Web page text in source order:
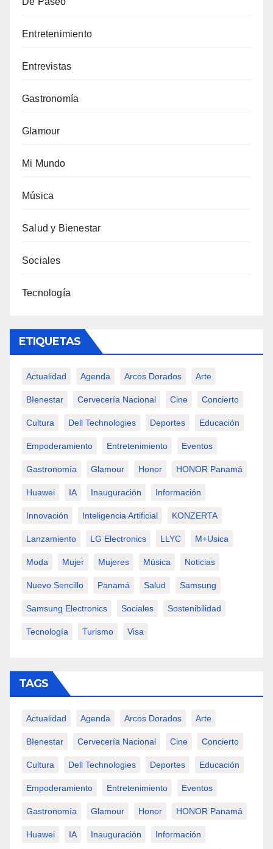
Entretenimiento
Entrevistas
Gastronomía
Glamour
Mi Mundo
Música
Salud y Bienestar
Sociales
Tecnología
ETIQUETAS
Actualidad Agenda Arcos Dorados Arte
BIenestar Cervecería Nacional Cine Concierto
Cultura Dell Technologies Deportes Educación
Empoderamiento Entretenimiento Eventos
Gastronomía Glamour Honor HONOR Panamá
Huawei IA Inauguración Información
Innovación Inteligencia Artificial KONZERTA
Lanzamiento LG Electronics LLYC M+usica
Moda Mujer Mujeres Música Noticias
Nuevo Sencillo Panamá Salud Samsung
Samsung Electronics Sociales Sostenibilidad
Tecnología Turismo Visa
TAGS
Actualidad Agenda Arcos Dorados Arte
BIenestar Cervecería Nacional Cine Concierto
Cultura Dell Technologies Deportes Educación
Empoderamiento Entretenimiento Eventos
Gastronomía Glamour Honor HONOR Panamá
Huawei IA Inauguración Información